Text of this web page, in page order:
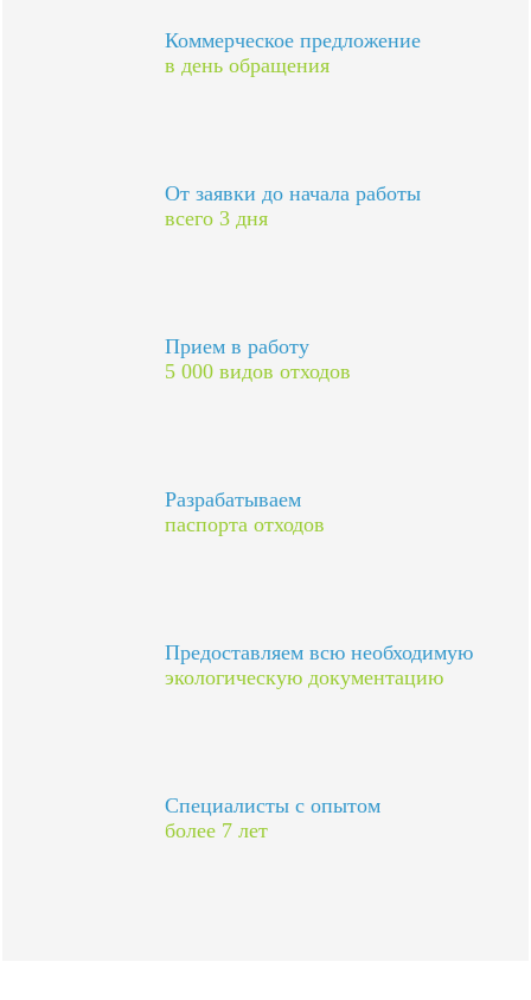
Коммерческое предложение
в день обращения
От заявки до начала работы
всего 3 дня
Прием в работу
5 000 видов отходов
Разрабатываем
паспорта отходов
Предоставляем всю необходимую
экологическую документацию
Специалисты с опытом
более 7 лет